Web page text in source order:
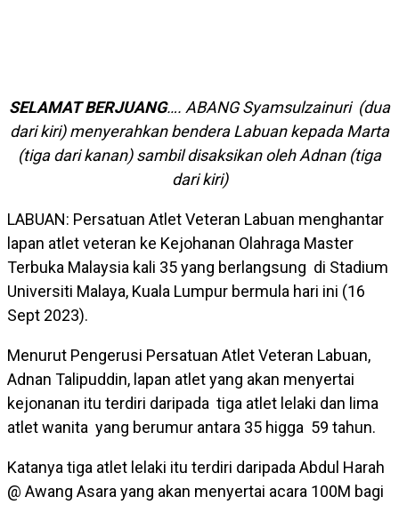
SELAMAT BERJUANG…. ABANG Syamsulzainuri (dua
dari kiri) menyerahkan bendera Labuan kepada Marta
(tiga dari kanan) sambil disaksikan oleh Adnan (tiga
dari kiri)
LABUAN: Persatuan Atlet Veteran Labuan menghantar
lapan atlet veteran ke Kejohanan Olahraga Master
Terbuka Malaysia kali 35 yang berlangsung di Stadium
Universiti Malaya, Kuala Lumpur bermula hari ini (16
Sept 2023).
Menurut Pengerusi Persatuan Atlet Veteran Labuan,
Adnan Talipuddin, lapan atlet yang akan menyertai
kejonanan itu terdiri daripada tiga atlet lelaki dan lima
atlet wanita yang berumur antara 35 higga 59 tahun.
Katanya tiga atlet lelaki itu terdiri daripada Abdul Harah
@ Awang Asara yang akan menyertai acara 100M bagi